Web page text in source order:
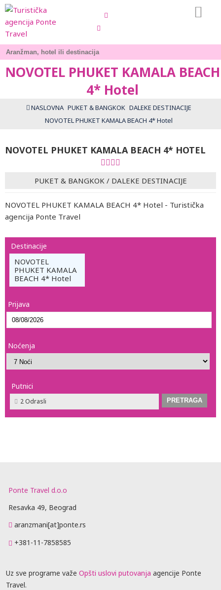
NOVOTEL PHUKET KAMALA BEACH
4* Hotel
NASLOVNA PUKET & BANGKOK DALEKE DESTINACIJE
NOVOTEL PHUKET KAMALA BEACH 4* Hotel
NOVOTEL PHUKET KAMALA BEACH 4* HOTEL
PUKET & BANGKOK / DALEKE DESTINACIJE
NOVOTEL PHUKET KAMALA BEACH 4* Hotel - Turistička
agencija Ponte Travel
Destinacije
NOVOTEL
PHUKET KAMALA
BEACH 4* Hotel
Prijava
Noćenja
Putnici
2 Odrasli
Ponte Travel d.o.o
Resavka 49, Beograd
aranzmani[at]ponte.rs
+381-11-7858585
Uz sve programe važe Opšti uslovi putovanja agencije Ponte
Travel.